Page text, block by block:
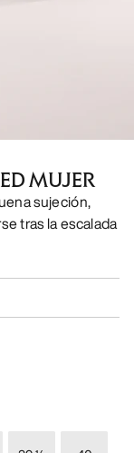
MUJER
sujeción,
tras la escalada